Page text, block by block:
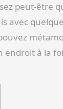
peut-être
avec
endroit à la